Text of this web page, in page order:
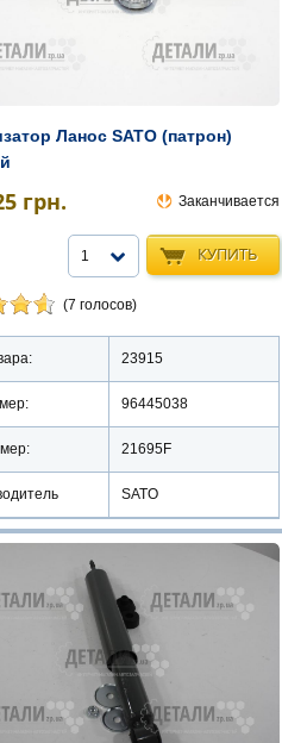
Ланос SATO (патрон)
грн. Заканчивается
КУПИТЬ
1
(7 голосов)
23915
96445038
21695F
SATO